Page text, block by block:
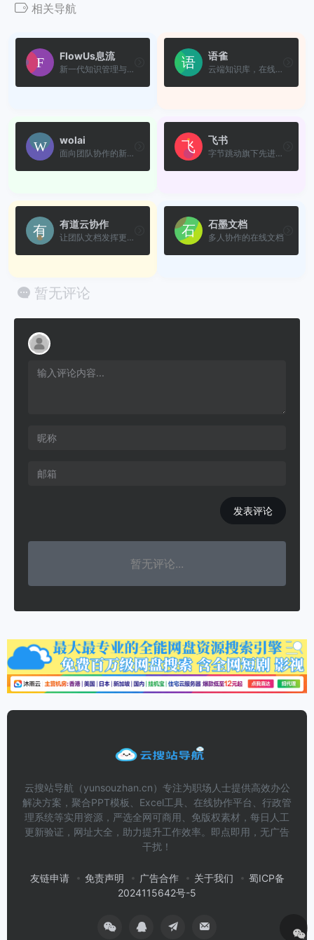
相关导航
FlowUs息流
新一代知识管理与协同平台，...
语雀
云端知识库，在线文档编辑与...
wolai
面向团队协作的新形态文档系统
飞书
字节跳动旗下先进企业协作与...
有道云协作
让团队文档发挥更大价值
石墨文档
多人协作的在线文档
暂无评论
发表评论
暂无评论...
云搜站导航（yunsouzhan.cn）专注为职场人士提供高效办公
解决方案，聚合PPT模板、Excel工具、在线协作平台、行政管
理系统等实用资源，严选全网可商用、免版权素材，每日人工
更新验证，网址大全，助力提升工作效率。即点即用，无广告
干扰！
友链申请 免责声明 广告合作 关于我们
蜀ICP备
2024115642号-5